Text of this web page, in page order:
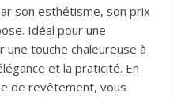
son esthétisme, son prix
Idéal pour une
touche chaleureuse à
et la praticité. En
de revêtement, vous